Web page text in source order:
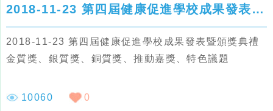
2018-11-23 第四屆健康促進學校成果發表暨頒獎典禮
2018-11-23 第四屆健康促進學校成果發表暨頒獎典禮
金質獎、銀質獎、銅質獎、推動嘉獎、特色議題
10060 0